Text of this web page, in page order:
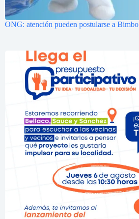
ONG: atención pueden postularse a Bimbo